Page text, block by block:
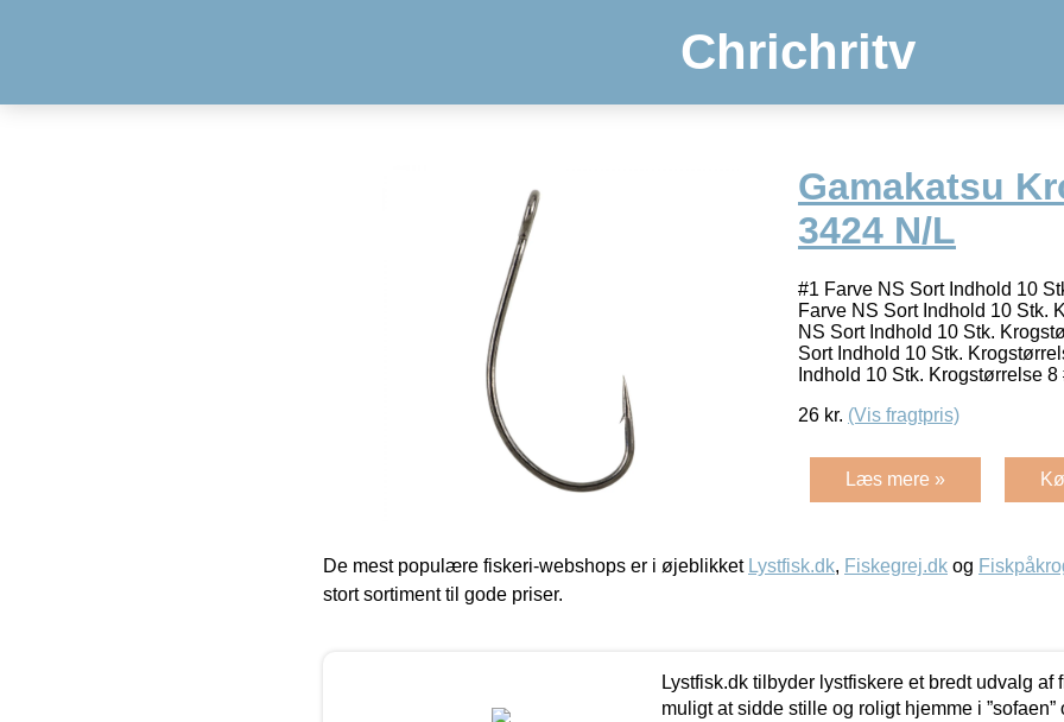
Chrichritv
Gamakatsu
3424 N/L
#1 Farve NS Sort Indhold 10
Farve NS Sort Indhold 10 Stk.
NS Sort Indhold 10 Stk.
Sort Indhold 10 Stk.
Indhold 10 Stk. Krogstørrelse
26 kr. (Vis fragtpris)
Læs mere »
De mest populære fiskeri-webshops er i øjeblikket Lystfisk.dk, Fiskegrej.dk og
stort sortiment til gode priser.
Lystfisk.dk tilbyder lystfiskere et bredt udvalg
muligt at sidde stille og roligt hjemme i